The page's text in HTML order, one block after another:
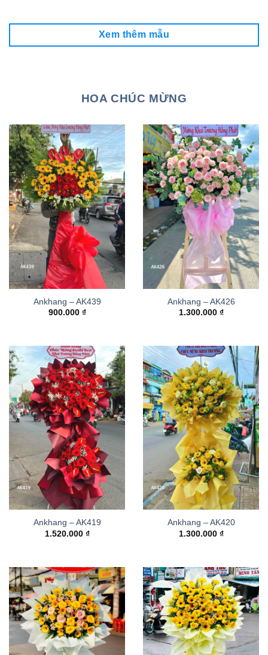
Xem thêm mẫu
HOA CHÚC MỪNG
Ankhang – AK439
900.000 ₫
Ankhang – AK426
1.300.000 ₫
Ankhang – AK419
1.520.000 ₫
Ankhang – AK420
1.300.000 ₫